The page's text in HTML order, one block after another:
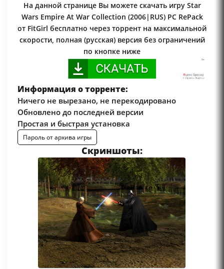
На данной странице Вы можете скачать игру Star
Wars Empire At War Collection (2006|RUS) PC RePack
от FitGirl бесплатно через торрент на максимальной
скорости, полная (русская) версия без ограничений
по кнопке ниже
Информация о торренте:
Ничего не вырезано, не перекодировано
Обновлено до последней версии
Простая и быстрая установка
Пароль от архива игры
Скриншоты: